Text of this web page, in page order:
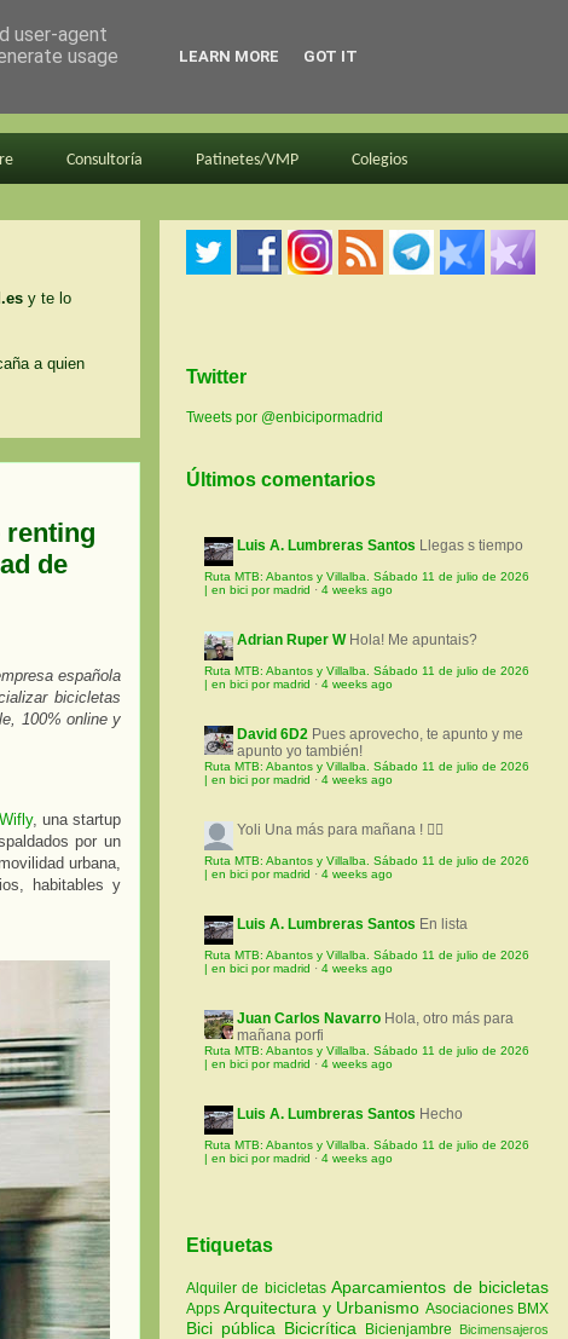
Consultoría Patinetes/VMP Colegios
y te lo
a quien
renting
de
española
bicicletas
100% online y
Wifly, una startup
por un
urbana,
habitables y
Twitter
Tweets por @enbicipormadrid
Últimos comentarios
Luis A. Lumbreras Santos Llegas s tiempo
Ruta MTB: Abantos y Villalba. Sábado 11 de julio de 2026
| en bici por madrid · 4 weeks ago
Adrian Ruper W Hola! Me apuntais?
Ruta MTB: Abantos y Villalba. Sábado 11 de julio de 2026
| en bici por madrid · 4 weeks ago
David 6D2 Pues aprovecho, te apunto y me
apunto yo también!
Ruta MTB: Abantos y Villalba. Sábado 11 de julio de 2026
| en bici por madrid · 4 weeks ago
Yoli Una más para mañana ! 🚵‍♀️
Ruta MTB: Abantos y Villalba. Sábado 11 de julio de 2026
| en bici por madrid · 4 weeks ago
Luis A. Lumbreras Santos En lista
Ruta MTB: Abantos y Villalba. Sábado 11 de julio de 2026
| en bici por madrid · 4 weeks ago
Juan Carlos Navarro Hola, otro más para
mañana porfi
Ruta MTB: Abantos y Villalba. Sábado 11 de julio de 2026
| en bici por madrid · 4 weeks ago
Luis A. Lumbreras Santos Hecho
Ruta MTB: Abantos y Villalba. Sábado 11 de julio de 2026
| en bici por madrid · 4 weeks ago
Etiquetas
Alquiler de bicicletasAparcamientos de bicicletas
AppsArquitectura y Urbanismo Asociaciones BMX
Bici pública Bicicrítica Bicienjambre Bicimensajeros
user-agent
usage
LEARN MORE GOT IT